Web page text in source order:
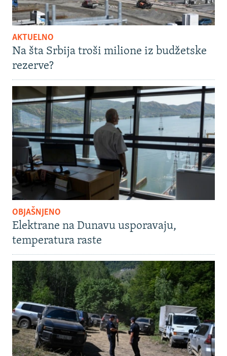
AKTUELNO
Na šta Srbija troši milione iz budžetske
rezerve?
OBJAŠNJENO
Elektrane na Dunavu usporavaju,
temperatura raste